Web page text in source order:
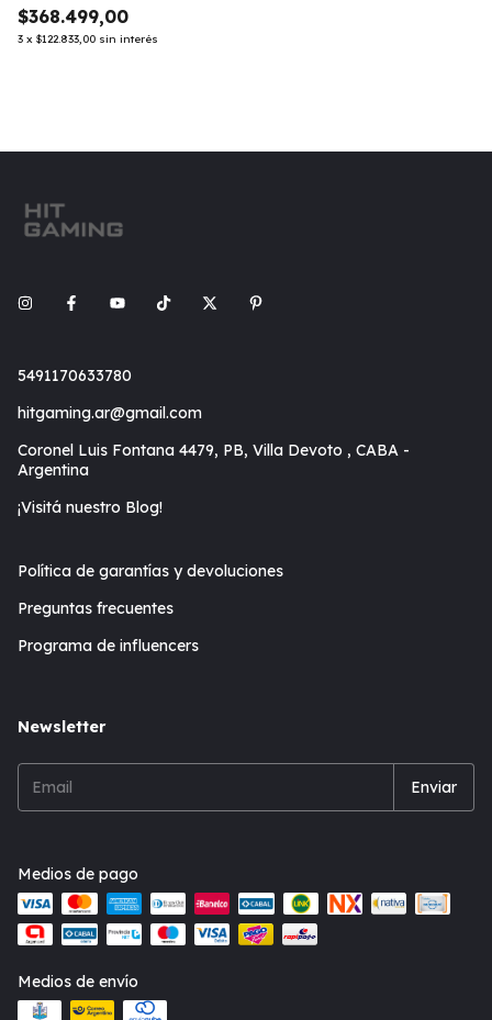
$368.499,00
3 x $122.833,00 sin interés
5491170633780
hitgaming.ar@gmail.com
Coronel Luis Fontana 4479, PB, Villa Devoto , CABA -
Argentina
¡Visitá nuestro Blog!
Política de garantías y devoluciones
Preguntas frecuentes
Programa de influencers
Newsletter
Medios de pago
Medios de envío